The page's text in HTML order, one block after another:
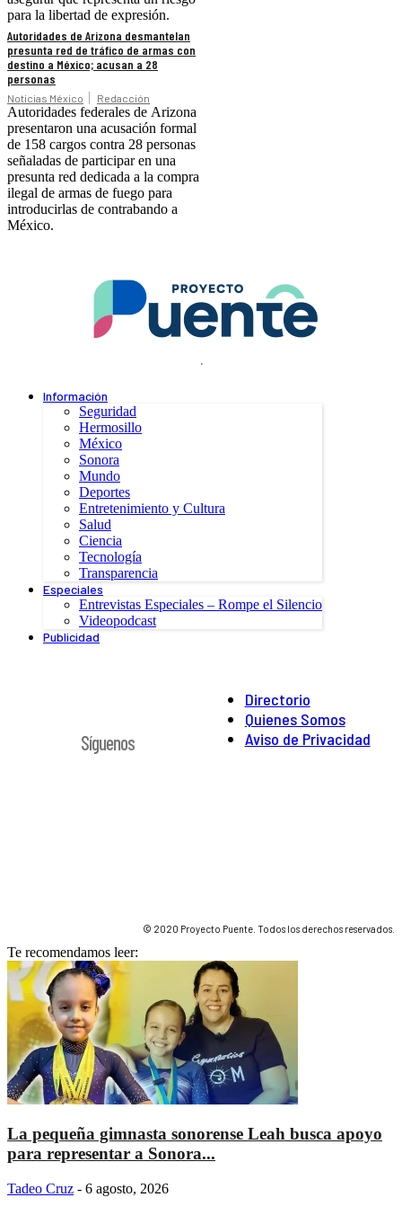
para la libertad de expresión.
Autoridades de Arizona desmantelan
presunta red de tráfico de armas con
destino a México; acusan a 28
personas
Noticias México Redacción
Autoridades federales de Arizona
presentaron una acusación formal
de 158 cargos contra 28 personas
señaladas de participar en una
presunta red dedicada a la compra
ilegal de armas de fuego para
introducirlas de contrabando a
México.
.
Información
Seguridad
Hermosillo
México
Sonora
Mundo
Deportes
Entretenimiento y Cultura
Salud
Ciencia
Tecnología
Transparencia
Especiales
Entrevistas Especiales – Rompe el Silencio
Videopodcast
Publicidad
Directorio
Quienes Somos
Aviso de Privacidad
Síguenos
© 2020 Proyecto Puente. Todos los derechos reservados.
Te recomendamos leer:
La pequeña gimnasta sonorense Leah busca apoyo
para representar a Sonora...
Tadeo Cruz - 6 agosto, 2026